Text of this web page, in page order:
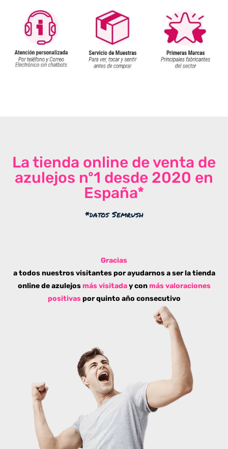
La tienda online de venta de
azulejos nº1 desde 2020 en
España*
*datos Semrush
Gracias
a todos nuestros visitantes por ayudarnos a ser la tienda
online de azulejos más visitaday conmás valoraciones
positivaspor quinto año consecutivo